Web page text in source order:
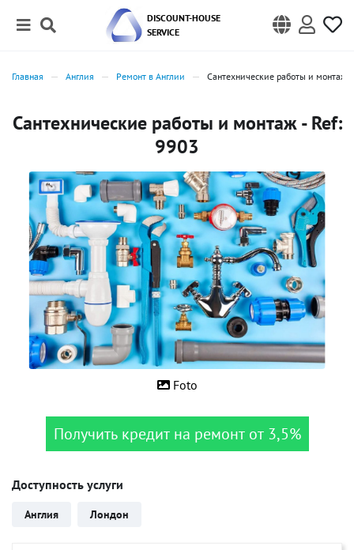
DISCOUNT-HOUSE
SERVICE
Главная Англия Ремонт в Англии Сантехнические работы и монтаж
Сантехнические работы и монтаж - Ref:
9903
Foto
Получить кредит на ремонт от 3,5%
Доступность услуги
Англия Лондон